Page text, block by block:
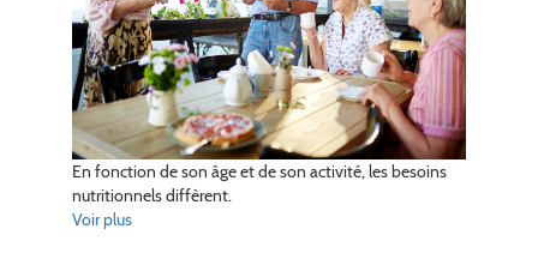
En fonction de son âge et de son activité, les besoins
nutritionnels diffèrent.
Voir plus